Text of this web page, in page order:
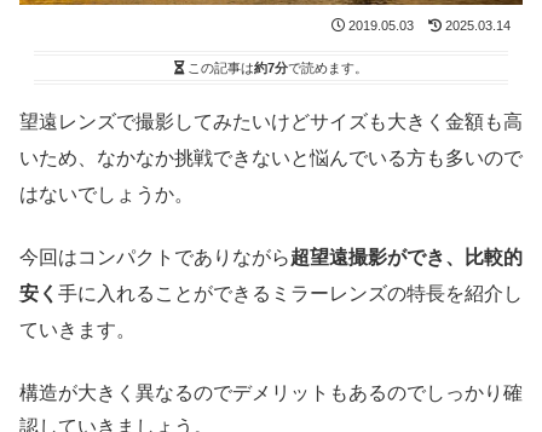
2019.05.03 2025.03.14
この記事は約7分で読めます。
望遠レンズで撮影してみたいけどサイズも大きく金額も高
いため、なかなか挑戦できないと悩んでいる方も多いので
はないでしょうか。
今回はコンパクトでありながら超望遠撮影ができ、比較的
安く 手に入れることができるミラーレンズの特長を紹介し
ていきます。
構造が大きく異なるのでデメリットもあるのでしっかり確
認していきましょう。